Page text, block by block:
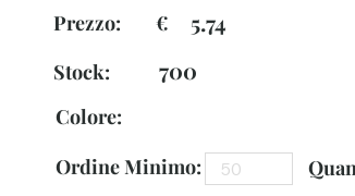
Prezzo: € 5.74
Stock: 700
Colore:
Ordine Minimo: